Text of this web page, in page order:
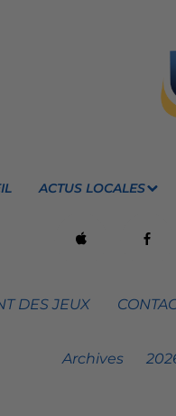
ACTUS LOCALES
DES JEUX
Archives